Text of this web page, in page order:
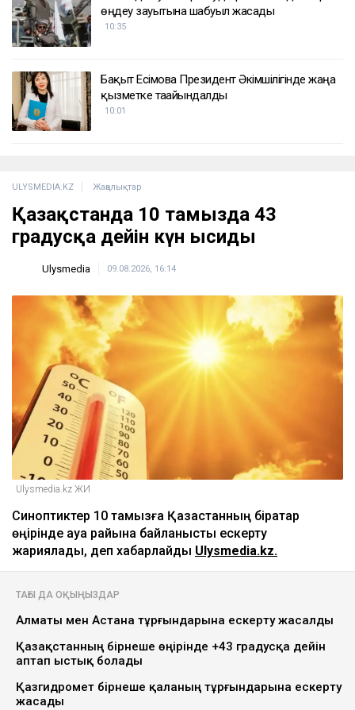
өңдеу зауытына шабуыл жасады
10:35
Бақыт Есімова Президент Әкімшілігінде жаңа
қызметке тағайындалды
10:01
ULYSMEDIA.KZ Жаңалықтар
Қазақстанда 10 тамызда 43
градусқа дейін күн ысиды
Ulysmedia 09.08.2026, 16:14
Ulysmedia.kz ЖИ
Синоптиктер 10 тамызға Қазақстанның бірқатар
өңірінде ауа райына байланысты ескерту
жариялады, деп хабарлайды Ulysmedia.kz.
ТАҒЫ ДА ОҚЫҢЫЗДАР
Алматы мен Астана тұрғындарына ескерту жасалды
Қазақстанның бірнеше өңірінде +43 градусқа дейін
аптап ыстық болады
Қазгидромет бірнеше қаланың тұрғындарына ескерту
жасады